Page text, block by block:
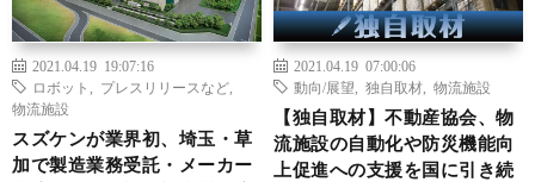
2021.04.19 19:07:16
ロボット
プレスリリースなど
物流施設
スズケンが業界初、埼玉・草
加で製造業務受託・メーカー
2021.04.19 07:00:06
動向/展望
独自取材 物流施設
【独自取材】不動産協会、物
流施設の自動化や防災機能向
上促進への支援を国に引き続